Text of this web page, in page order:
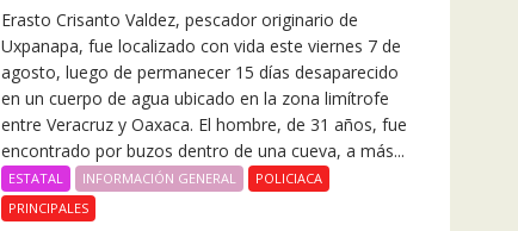
Erasto Crisanto Valdez, pescador originario de
Uxpanapa, fue localizado con vida este viernes 7 de
agosto, luego de permanecer 15 días desaparecido
en un cuerpo de agua ubicado en la zona limítrofe
entre Veracruz y Oaxaca. El hombre, de 31 años, fue
encontrado por buzos dentro de una cueva, a más...
ESTATAL INFORMACIÓN GENERAL
POLICIACA
PRINCIPALES